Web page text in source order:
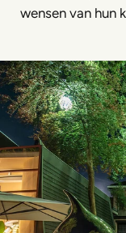
wensen van hun